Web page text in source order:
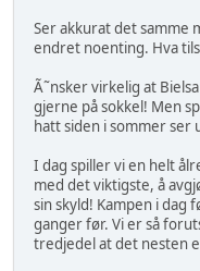
Ser akkurat det samme
endret noenting. Hva
Ã˜nsker virkelig at
gjerne på sokkel! Men
hatt siden i sommer ser
I dag spiller vi en helt
med det viktigste, å
sin skyld! Kampen i dag
ganger før. Vi er så
tredjedel at det nesten